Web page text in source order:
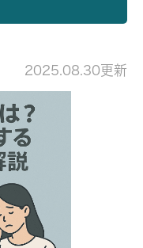
2025.08.30更新